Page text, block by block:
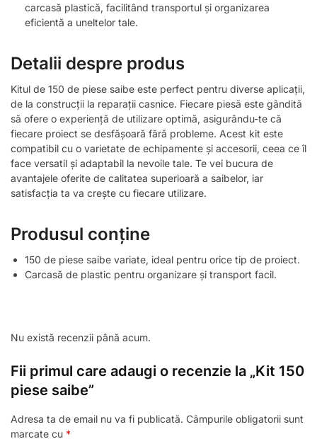
carcasă plastică, facilitând transportul și organizarea
eficientă a uneltelor tale.
Detalii despre produs
Kitul de 150 de piese saibe este perfect pentru diverse aplicații,
de la construcții la reparații casnice. Fiecare piesă este gândită
să ofere o experiență de utilizare optimă, asigurându-te că
fiecare proiect se desfășoară fără probleme. Acest kit este
compatibil cu o varietate de echipamente și accesorii, ceea ce îl
face versatil și adaptabil la nevoile tale. Te vei bucura de
avantajele oferite de calitatea superioară a saibelor, iar
satisfacția ta va crește cu fiecare utilizare.
Produsul conține
150 de piese saibe variate, ideal pentru orice tip de proiect.
Carcasă de plastic pentru organizare și transport facil.
Nu există recenzii până acum.
Fii primul care adaugi o recenzie la „Kit 150
piese saibe”
Adresa ta de email nu va fi publicată. Câmpurile obligatorii sunt
marcate cu *